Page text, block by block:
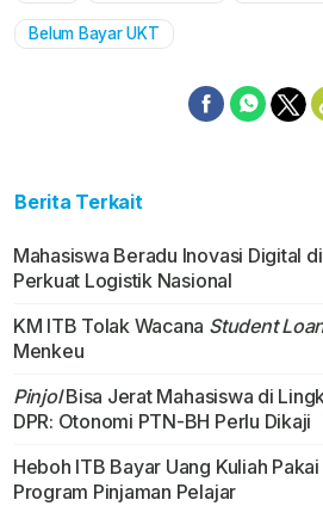
Belum Bayar UKT
Berita Terkait
Mahasiswa Beradu Inovasi Digital
Perkuat Logistik Nasional
KM ITB Tolak Wacana Student
Menkeu
PinjolBisa Jerat Mahasiswa di
DPR: Otonomi PTN-BH Perlu Dikaji
Heboh ITB Bayar Uang Kuliah Pakai
Program Pinjaman Pelajar